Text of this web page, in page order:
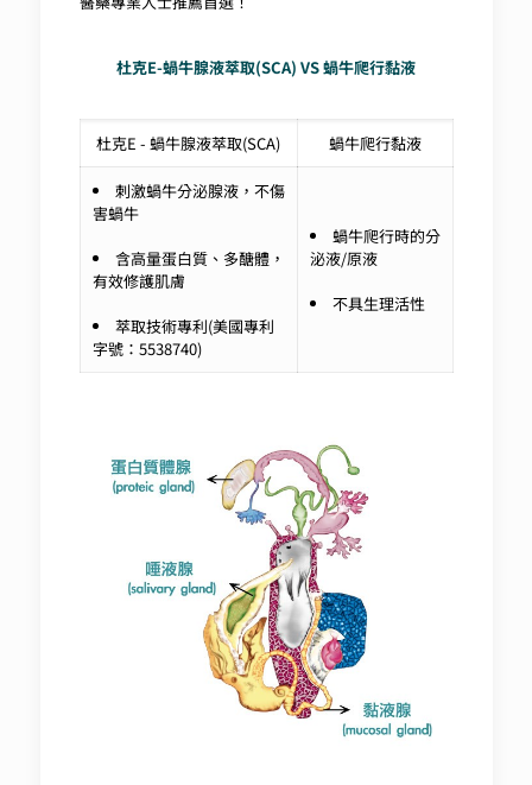
杜克E-蝸牛腺液萃取(SCA) VS 蝸牛爬行黏液
杜克E - 蝸牛腺液萃取(SCA) 蝸牛爬行黏液
刺激蝸牛分泌腺液，不傷
害蝸牛
含高量蛋白質、多醣體，
有效修護肌膚
萃取技術專利(美國專利
字號：5538740)
蝸牛爬行時的分
泌液/原液
不具生理活性